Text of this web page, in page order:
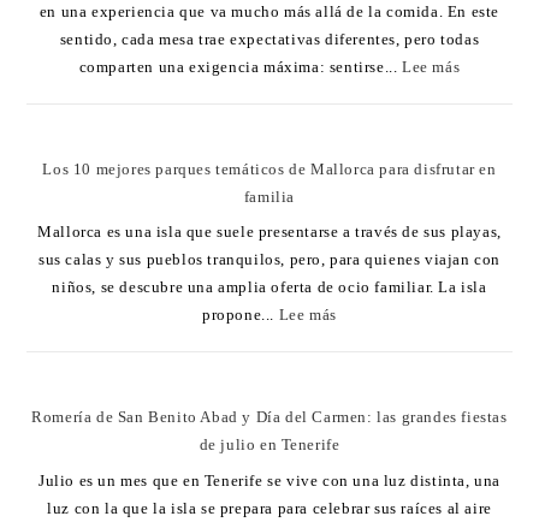
en una experiencia que va mucho más allá de la comida. En este
sentido, cada mesa trae expectativas diferentes, pero todas
comparten una exigencia máxima: sentirse...Lee más
Los 10 mejores parques temáticos de Mallorca para disfrutar en
familia
Mallorca es una isla que suele presentarse a través de sus playas,
sus calas y sus pueblos tranquilos, pero, para quienes viajan con
niños, se descubre una amplia oferta de ocio familiar. La isla
propone... Lee más
Romería de San Benito Abad y Día del Carmen: las grandes fiestas
de julio en Tenerife
Julio es un mes que en Tenerife se vive con una luz distinta, una
luz con la que la isla se prepara para celebrar sus raíces al aire